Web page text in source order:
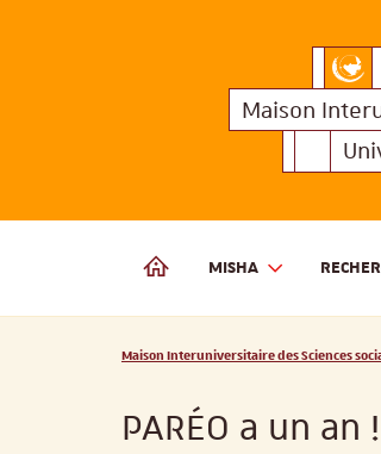
Maison
MAISON INTERUNIVERSITAIRE
MISHA
Maison
Vous êtes ici :
Maison Interuniversitaire des Sciences
PARÉO a un an !